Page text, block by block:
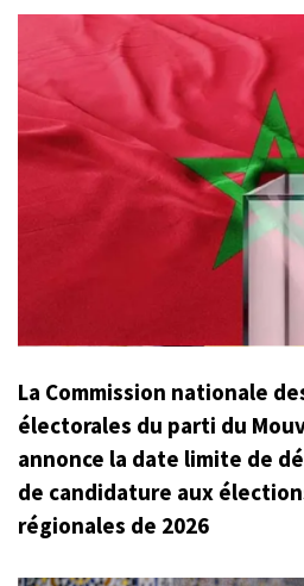
La Commission nationale
électorales du parti du
annonce la date limite de
de candidature aux
régionales de 2026